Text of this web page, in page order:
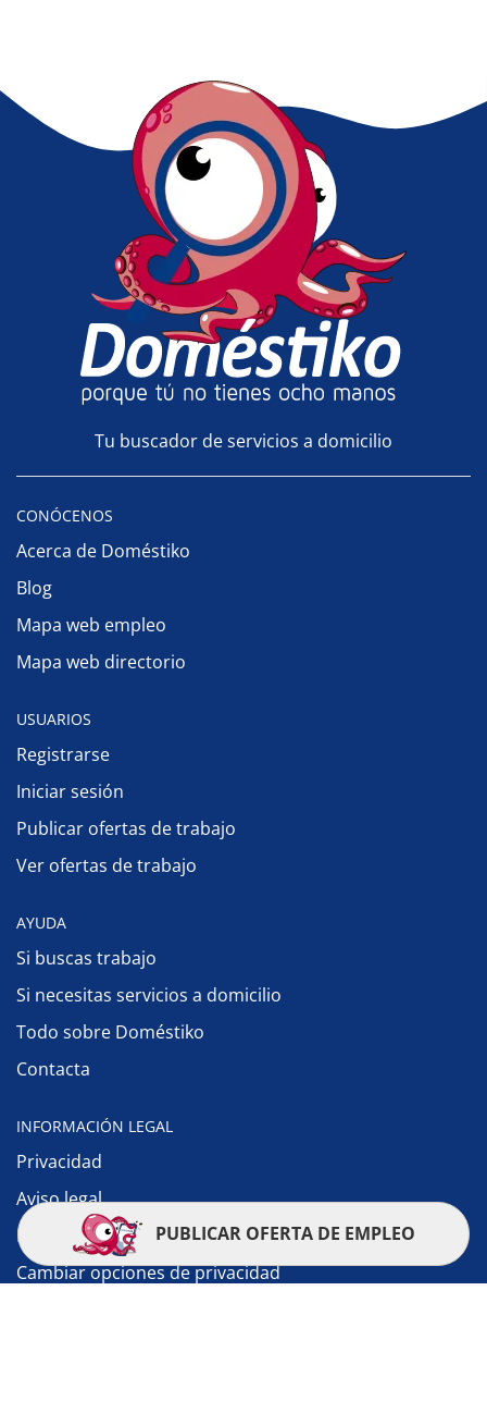
Tu buscador de servicios a domicilio
CONÓCENOS
Acerca de Doméstiko
Blog
Mapa web empleo
Mapa web directorio
USUARIOS
Registrarse
Iniciar sesión
Publicar ofertas de trabajo
Ver ofertas de trabajo
AYUDA
Si buscas trabajo
Si necesitas servicios a domicilio
Todo sobre Doméstiko
Contacta
INFORMACIÓN LEGAL
Privacidad
Aviso legal
Política de cookies
Cambiar opciones de privacidad
PUBLICAR OFERTA DE EMPLEO